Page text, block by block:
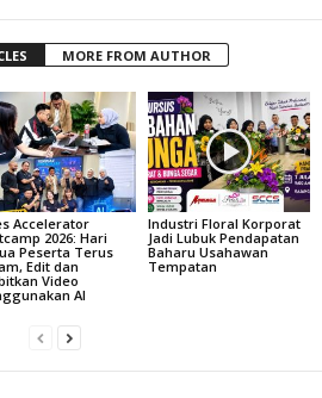
MORE FROM AUTHOR
Accelerator
2026: Hari
Peserta Terus
Edit dan
Video
AI
Industri Floral Korporat
Jadi Lubuk Pendapatan
Baharu Usahawan
Tempatan